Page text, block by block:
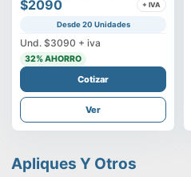
3p+t
$2090 + IVA
Desde 20 Unidades
Und. $3090 + iva
32% AHORRO
Cotizar
Ver
Apliques Y Otros